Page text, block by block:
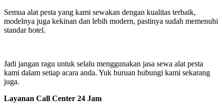
Semua alat pesta yang kami sewakan dengan kualitas terbaik,
modelnya juga kekinan dan lebih modern, pastinya sudah memenuhi
standar hotel.
Jadi jangan ragu untuk selalu menggunakan jasa sewa alat pesta
kami dalam setiap acara anda. Yuk buruan hubungi kami sekarang
juga.
Layanan Call Center 24 Jam